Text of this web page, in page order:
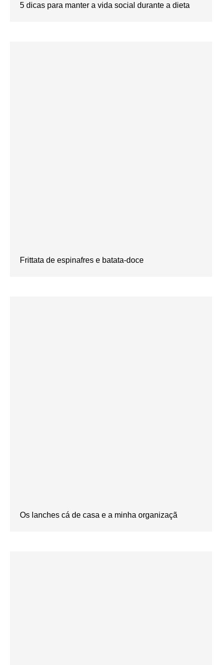
5 dicas para manter a vida social durante a dieta
Frittata de espinafres e batata-doce
Os lanches cá de casa e a minha organizaçã